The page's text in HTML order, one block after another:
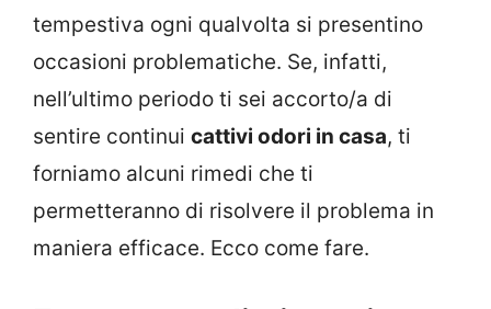
tempestiva ogni qualvolta si presentino
occasioni problematiche. Se, infatti,
nell’ultimo periodo ti sei accorto/a di
sentire continui cattivi odori in casa, ti
forniamo alcuni rimedi che ti
permetteranno di risolvere il problema in
maniera efficace. Ecco come fare.